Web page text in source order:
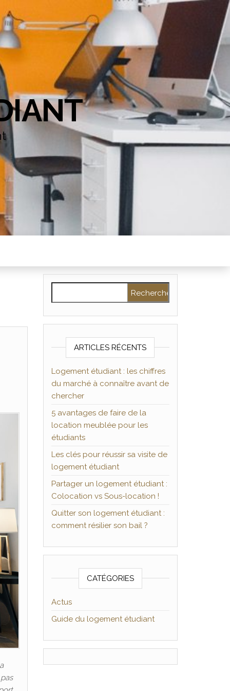
ARTICLES RÉCENTS
Logement étudiant : les chiffres
du marché à connaître avant de
chercher
5 avantages de faire de la
location meublée pour les
étudiants
Les clés pour réussir sa visite de
logement étudiant
Partager un logement étudiant :
Colocation vs Sous-location !
Quitter son logement étudiant :
comment résilier son bail ?
CATÉGORIES
Actus
Guide du logement étudiant